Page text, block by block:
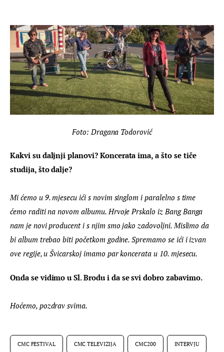
Foto: Dragana Todorović
Kakvi su daljnji planovi? Koncerata ima, a što se tiče
studija, što dalje?
Mi ćemo u 9. mjesecu ići s novim singlom i paralelno s time
ćemo raditi na novom albumu. Hrvoje Prskalo iz Bang Banga
nam je novi producent i s njim smo jako zadovoljni. Mislimo da
bi album trebao biti početkom godine. Spremamo se ići i izvan
ove regije, u Švicarskoj imamo par koncerata u 10. mjesecu.
Onda se vidimo u Sl. Brodu i da se svi dobro zabavimo.
Hoćemo, pozdrav svima.
CMC FESTIVAL CMC TELEVIZIJA CMC200 INTERVJU